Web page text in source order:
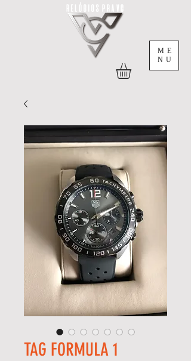
ME
NU
TAG FORMULA 1